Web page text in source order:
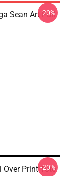
Sean Art Pull
-20%
Over Print Tote
-20%